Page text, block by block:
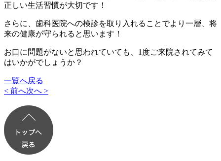
正しい生活習慣が大切です！
さらに、歯科医院への検診を取り入れることでより一層、将
来の健康が守られると思います！
お口に問題がないと思われていても、1度ご来院されてみて
はいかがでしょうか？
一覧へ戻る
< 前へ次へ >